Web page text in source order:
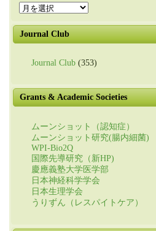
Past
News
Journal Club
Journal Club (353)
Grants & Academic Societies
ムーンショット（認知症）
ムーンショット研究(腸内細菌)
WPI-Bio2Q
国際先導研究（新HP)
慶應義塾大学医学部
日本神経科学学会
日本生理学会
うりずん（レスパイトケア）